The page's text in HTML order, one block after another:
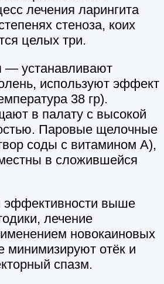
лечения ларингита
стеноза, коих
целых три.
— устанавливают
используют эффект
38 гр).
в палату с высокой
Паровые щелочные
соды с витамином A),
в сложившейся
эффективности выше
лечение
новокаиновых
минимизируют отёк и
спазм.